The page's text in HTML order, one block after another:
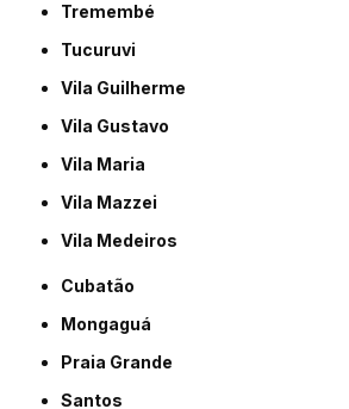
Tremembé
Tucuruvi
Vila Guilherme
Vila Gustavo
Vila Maria
Vila Mazzei
Vila Medeiros
Cubatão
Mongaguá
Praia Grande
Santos